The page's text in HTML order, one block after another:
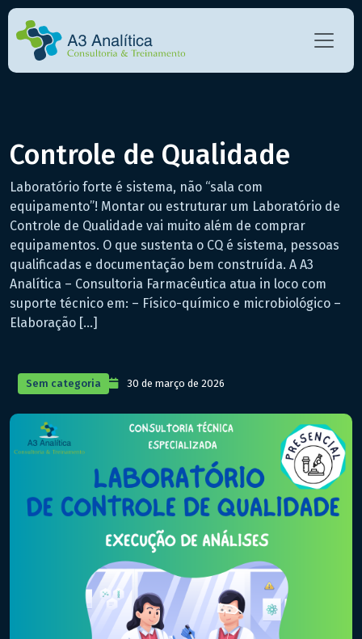
Controle de Qualidade
Laboratório forte é sistema, não “sala com
equipamento”! Montar ou estruturar um Laboratório de
Controle de Qualidade vai muito além de comprar
equipamentos. O que sustenta o CQ é sistema, pessoas
qualificadas e documentação bem construída. A A3
Analítica – Consultoria Farmacêutica atua in loco com
suporte técnico em: – Físico-químico e microbiológico –
Elaboração […]
Sem categoria 30 de março de 2026